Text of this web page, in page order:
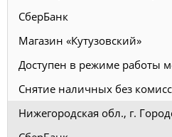
СберБанк
Магазин «Кутузовский»
Доступен в режиме работы
Снятие наличных без
Нижегородская обл., г.